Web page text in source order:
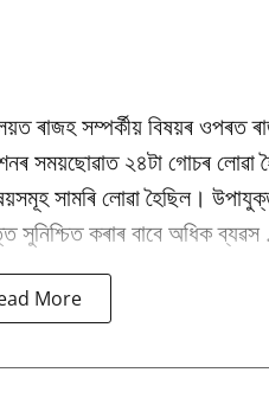
ৰাজহ সম্পৰ্কীয় বিষয়ৰ ওপৰত
সময়ছোৱাত ২৪টা গোচৰ লোৱা
সামৰি লোৱা হৈছিল।
সুনিশ্চিত কৰাৰ বাবে অধিক ব্যৱস
More